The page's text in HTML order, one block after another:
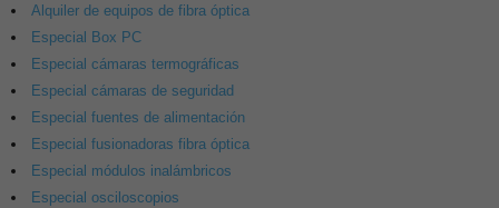
Alquiler de equipos de fibra óptica
Especial Box PC
Especial cámaras termográficas
Especial cámaras de seguridad
Especial fuentes de alimentación
Especial fusionadoras fibra óptica
Especial módulos inalámbricos
Especial osciloscopios